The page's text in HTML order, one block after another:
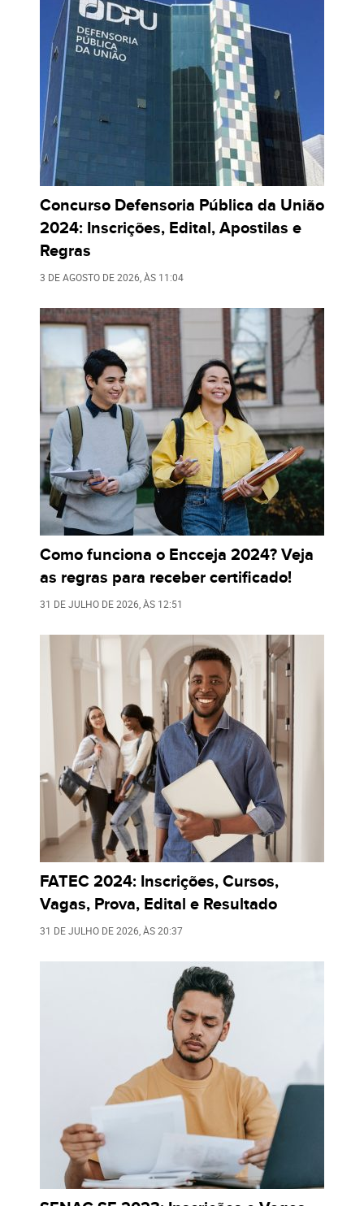
Concurso Defensoria Pública da União
2024: Inscrições, Edital, Apostilas e
Regras
3 DE AGOSTO DE 2026 , ÀS 11:04
Como funciona o Encceja 2024? Veja
as regras para receber certificado!
31 DE JULHO DE 2026 , ÀS 12:51
FATEC 2024: Inscrições, Cursos,
Vagas, Prova, Edital e Resultado
31 DE JULHO DE 2026 , ÀS20:37